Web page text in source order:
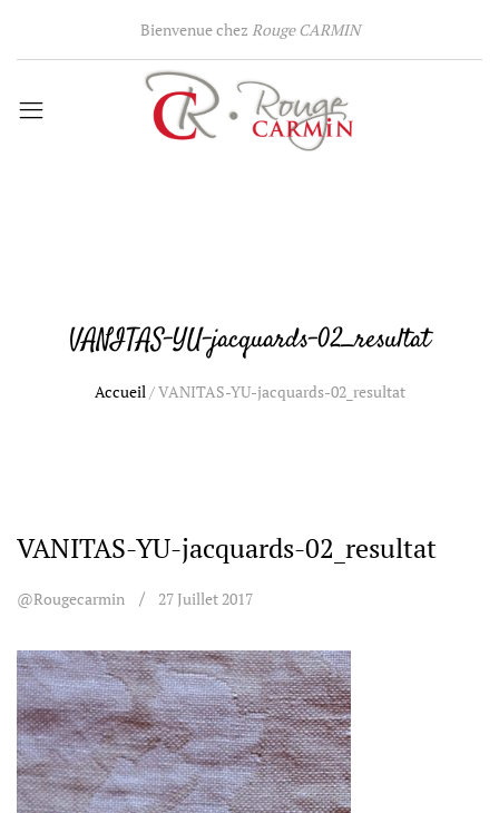
Bienvenue chez Rouge CARMIN
VANITAS-YU-jacquards-02_resultat
Accueil/VANITAS-YU-jacquards-02_resultat
VANITAS-YU-jacquards-02_resultat
@rougecarmin 27 Juillet 2017